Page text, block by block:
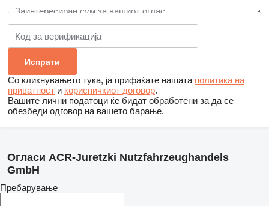
Со кликнувањето тука, ја прифаќате нашата политика на
приватност и корисничкиот договор.
Вашите лични податоци ќе бидат обработени за да се
обезбеди одговор на вашето барање.
Огласи ACR-Juretzki Nutzfahrzeughandels
GmbH
Пребарување